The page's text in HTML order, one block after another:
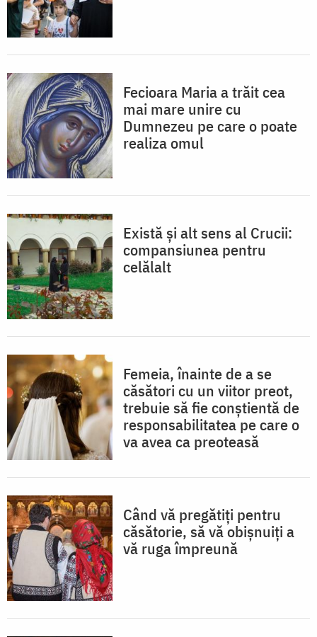
Fecioara Maria a trăit cea
mai mare unire cu
Dumnezeu pe care o poate
realiza omul
Există și alt sens al Crucii:
compansiunea pentru
celălalt
Femeia, înainte de a se
căsători cu un viitor preot,
trebuie să fie conștientă de
responsabilitatea pe care o
va avea ca preoteasă
Când vă pregătiți pentru
căsătorie, să vă obișnuiți a
vă ruga împreună